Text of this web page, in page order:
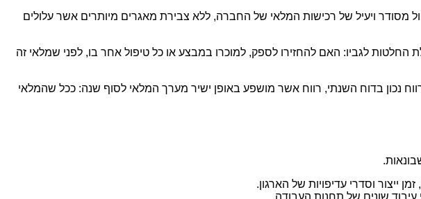
מסודר ויעיל של רכישות המלאי של החברה, ללא צבירת מאגרים מיותרים אשר עלולים
לגביו: האם להחזירו לספק, למוכרו במבצע או כל טיפול אחר בו, לפני שמלאי זה
נכון בדוח השנתי, רווח אשר מושפע באופן ישיר מערך המלאי לסוף שנה: ככל שהמלאי
ייצור וסדרי עדיפויות של הארגון.